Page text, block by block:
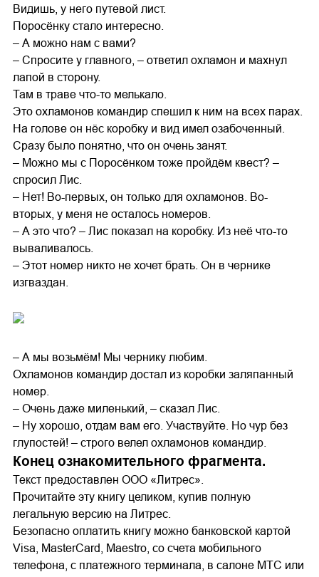
Видишь, у него путевой лист.
Поросёнку стало интересно.
– А можно нам с вами?
– Спросите у главного, – ответил охламон и махнул
лапой в сторону.
Там в траве что-то мелькало.
Это охламонов командир спешил к ним на всех парах.
На голове он нёс коробку и вид имел озабоченный.
Сразу было понятно, что он очень занят.
– Можно мы с Поросёнком тоже пройдём квест? –
спросил Лис.
– Нет! Во-первых, он только для охламонов. Во-
вторых, у меня не осталось номеров.
– А это что? – Лис показал на коробку. Из неё что-то
вываливалось.
– Этот номер никто не хочет брать. Он в чернике
изгваздан.
– А мы возьмём! Мы чернику любим.
Охламонов командир достал из коробки заляпанный
номер.
– Очень даже миленький, – сказал Лис.
– Ну хорошо, отдам вам его. Участвуйте. Но чур без
глупостей! – строго велел охламонов командир.
Конец ознакомительного фрагмента.
Текст предоставлен ООО «Литрес».
Прочитайте эту книгу целиком, купив полную
легальную версию на Литрес.
Безопасно оплатить книгу можно банковской картой
Visa, MasterCard, Maestro, со счета мобильного
телефона, с платежного терминала, в салоне МТС или